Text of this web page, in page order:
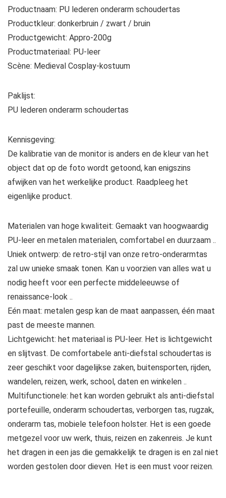
Productnaam: PU lederen onderarm schoudertas
Productkleur: donkerbruin / zwart / bruin
Productgewicht: Appro-200g
Productmateriaal: PU-leer
Scène: Medieval Cosplay-kostuum
Paklijst:
PU lederen onderarm schoudertas
Kennisgeving:
De kalibratie van de monitor is anders en de kleur van het
object dat op de foto wordt getoond, kan enigszins
afwijken van het werkelijke product. Raadpleeg het
eigenlijke product.
Materialen van hoge kwaliteit: Gemaakt van hoogwaardig
PU-leer en metalen materialen, comfortabel en duurzaam ..
Uniek ontwerp: de retro-stijl van onze retro-onderarmtas
zal uw unieke smaak tonen. Kan u voorzien van alles wat u
nodig heeft voor een perfecte middeleeuwse of
renaissance-look ..
Eén maat: metalen gesp kan de maat aanpassen, één maat
past de meeste mannen.
Lichtgewicht: het materiaal is PU-leer. Het is lichtgewicht
en slijtvast. De comfortabele anti-diefstal schoudertas is
zeer geschikt voor dagelijkse zaken, buitensporten, rijden,
wandelen, reizen, werk, school, daten en winkelen ..
Multifunctionele: het kan worden gebruikt als anti-diefstal
portefeuille, onderarm schoudertas, verborgen tas, rugzak,
onderarm tas, mobiele telefoon holster. Het is een goede
metgezel voor uw werk, thuis, reizen en zakenreis. Je kunt
het dragen in een jas die gemakkelijk te dragen is en zal niet
worden gestolen door dieven. Het is een must voor reizen.